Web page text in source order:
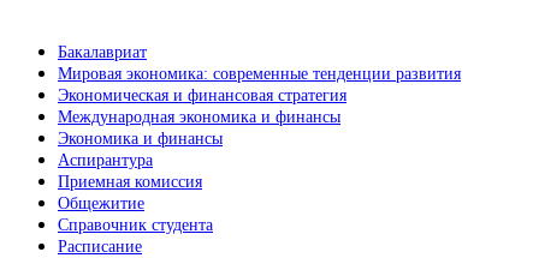
Бакалавриат
Мировая экономика: современные тенденции развития
Экономическая и финансовая стратегия
Международная экономика и финансы
Экономика и финансы
Аспирантура
Приемная комиссия
Общежитие
Справочник студента
Расписание